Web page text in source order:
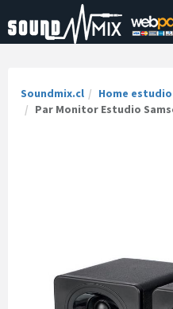
Soundmix.cl
Home estudio
Par Monitor Estudio